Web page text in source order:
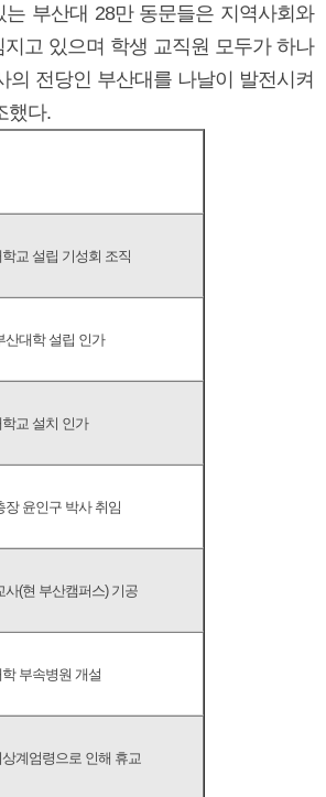
는 부산대 28만 동문들은 지역사회와
고 있으며 학생 교직원 모두가 하나
의 전당인 부산대를 나날이 발전시켜
했다.
교 설립 기성회 조직
산대학 설립 인가
교 설치 인가
장 윤인구 박사 취임
사(현 부산캠퍼스) 기공
부속병원 개설
상계엄령으로 인해 휴교